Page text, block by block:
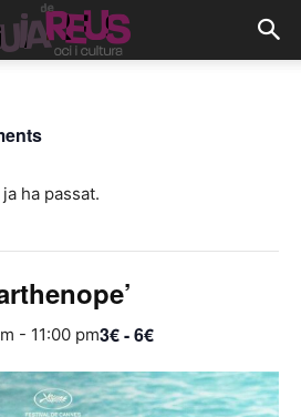
ha passat.
- 11:00 pm3€ - 6€